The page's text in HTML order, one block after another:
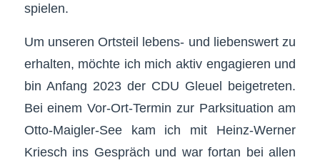
spielen.
Um unseren Ortsteil lebens- und liebenswert zu
erhalten, möchte ich mich aktiv engagieren und
bin Anfang 2023 der CDU Gleuel beigetreten.
Bei einem Vor-Ort-Termin zur Parksituation am
Otto-Maigler-See kam ich mit Heinz-Werner
Kriesch ins Gespräch und war fortan bei allen